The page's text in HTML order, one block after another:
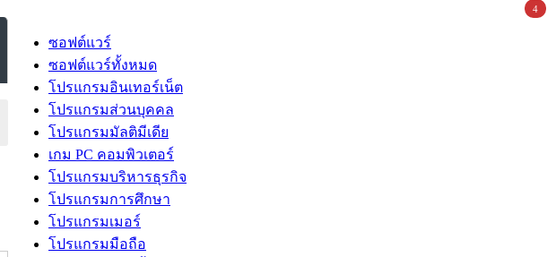
ซอฟต์แวร์
ซอฟต์แวร์ทั้งหมด
โปรแกรมอินเทอร์เน็ต
โปรแกรมส่วนบุคคล
โปรแกรมมัลติมีเดีย
เกม PC คอมพิวเตอร์
โปรแกรมบริหารธุรกิจ
โปรแกรมการศึกษา
โปรแกรมเมอร์
โปรแกรมมือถือ
4